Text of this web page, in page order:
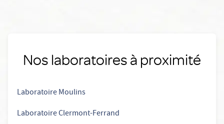
Nos laboratoires à proximité
Laboratoire Moulins
Laboratoire Clermont-Ferrand